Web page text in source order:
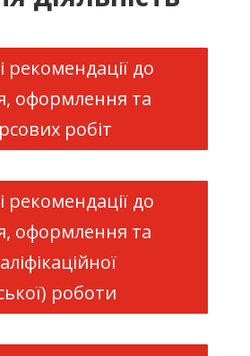
рекомендації до
оформлення та
робіт
рекомендації до
оформлення та
роботи